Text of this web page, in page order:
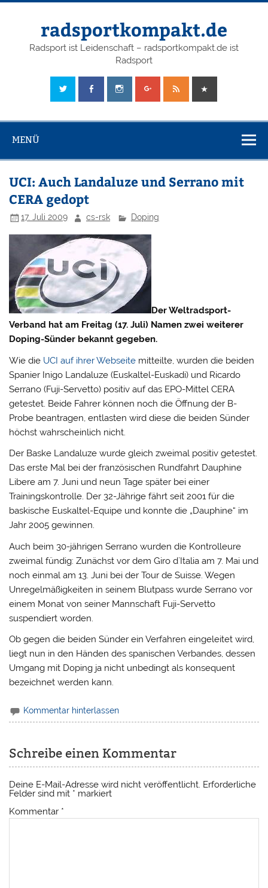
radsportkompakt.de
Radsport ist Leidenschaft – radsportkompakt.de ist
Radsport
MENÜ
UCI: Auch Landaluze und Serrano mit
CERA gedopt
17. Juli 2009 cs-rsk Doping
Der Weltradsport-
Verband hat am Freitag (17. Juli) Namen zwei weiterer
Doping-Sünder bekannt gegeben.
Wie die UCI auf ihrer Webseite mitteilte, wurden die beiden
Spanier Inigo Landaluze (Euskaltel-Euskadi) und Ricardo
Serrano (Fuji-Servetto) positiv auf das EPO-Mittel CERA
getestet. Beide Fahrer können noch die Öffnung der B-
Probe beantragen, entlasten wird diese die beiden Sünder
höchst wahrscheinlich nicht.
Der Baske Landaluze wurde gleich zweimal positiv getestet.
Das erste Mal bei der französischen Rundfahrt Dauphine
Libere am 7. Juni und neun Tage später bei einer
Trainingskontrolle. Der 32-Jährige fährt seit 2001 für die
baskische Euskaltel-Equipe und konnte die „Dauphine“ im
Jahr 2005 gewinnen.
Auch beim 30-jährigen Serrano wurden die Kontrolleure
zweimal fündig: Zunächst vor dem Giro d`Italia am 7. Mai und
noch einmal am 13. Juni bei der Tour de Suisse. Wegen
Unregelmäßigkeiten in seinem Blutpass wurde Serrano vor
einem Monat von seiner Mannschaft Fuji-Servetto
suspendiert worden.
Ob gegen die beiden Sünder ein Verfahren eingeleitet wird,
liegt nun in den Händen des spanischen Verbandes, dessen
Umgang mit Doping ja nicht unbedingt als konsequent
bezeichnet werden kann.
Kommentar hinterlassen
Schreibe einen Kommentar
Deine E-Mail-Adresse wird nicht veröffentlicht. Erforderliche
Felder sind mit * markiert
Kommentar *